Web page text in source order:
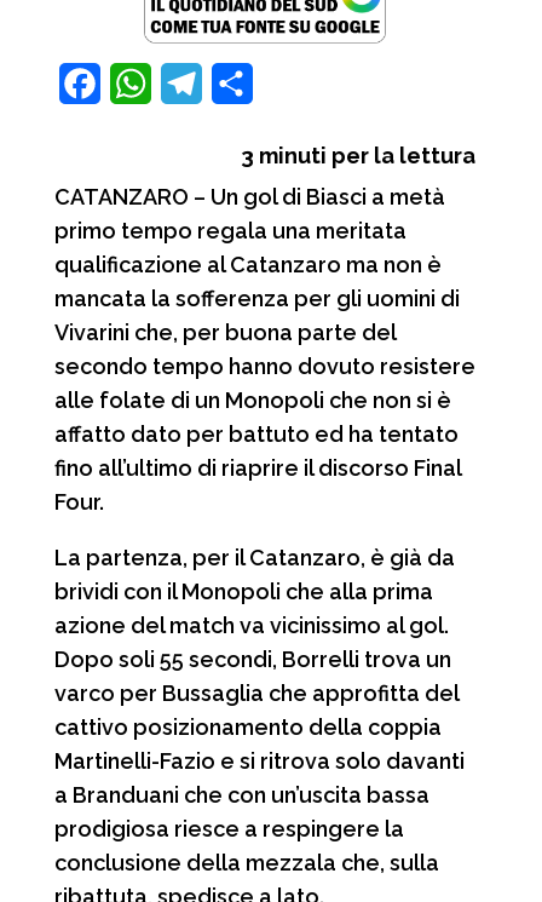
size.
e
o
k
W
t
A
p
p
e
r
a
m
n
d
i
d
i
3 minuti per la lettura
CATANZARO – Un gol di Biasci a metà
primo tempo regala una meritata
qualificazione al Catanzaro ma non è
mancata la sofferenza per gli uomini di
Vivarini che, per buona parte del
secondo tempo hanno dovuto resistere
alle folate di un Monopoli che non si è
affatto dato per battuto ed ha tentato
fino all’ultimo di riaprire il discorso Final
Four.
La partenza, per il Catanzaro, è già da
brividi con il Monopoli che alla prima
azione del match va vicinissimo al gol.
Dopo soli 55 secondi, Borrelli trova un
varco per Bussaglia che approfitta del
cattivo posizionamento della coppia
Martinelli-Fazio e si ritrova solo davanti
a Branduani che con un’uscita bassa
prodigiosa riesce a respingere la
conclusione della mezzala che, sulla
ribattuta, spedisce a lato.